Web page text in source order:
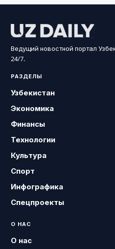
Ведущий новостной портал
24/7.
РАЗДЕЛЫ
Узбекистан
Экономика
Финансы
Технологии
Культура
Спорт
Инфографика
Спецпроекты
О НАС
О нас